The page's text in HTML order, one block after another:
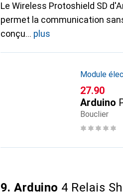
Le Wireless Protoshield SD
permet la communication
conçu
plus
Module
CHF
27.90
Arduino
Bouclier
9. Arduino 4 Relais